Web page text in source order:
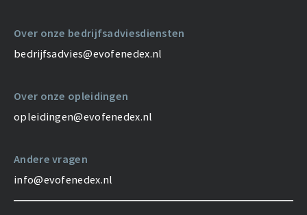
Over onze bedrijfsadviesdiensten
bedrijfsadvies@evofenedex.nl
Over onze opleidingen
opleidingen@evofenedex.nl
Andere vragen
info@evofenedex.nl